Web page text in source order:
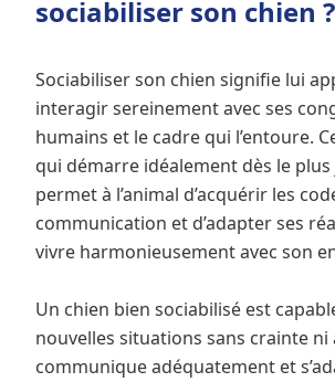
sociabiliser son chien ?
Sociabiliser son chien signifie lui
interagir sereinement avec ses
humains et le cadre qui l’entoure.
qui démarre idéalement dès le plus
permet à l’animal d’acquérir les
communication et d’adapter ses
vivre harmonieusement avec son
Un chien bien sociabilisé est
nouvelles situations sans crainte ni
communique adéquatement et